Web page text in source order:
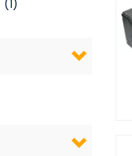
(1)